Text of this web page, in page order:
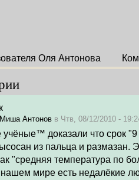
Оля Антонова
Миша Антонов в Чтв, 08/12/2010 -
учёные™ доказали что срок "9
из пальца и размазан.
"средняя температура по
мире есть недалёкие